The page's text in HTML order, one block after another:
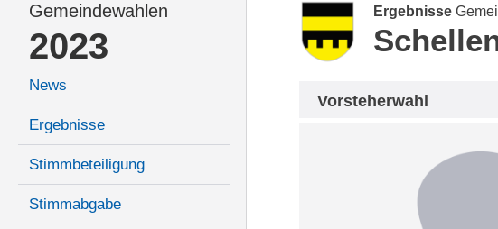
Gemeindewahlen
2023
News
Ergebnisse
Stimmbeteiligung
Stimmabgabe
Ergebnisse
Vorsteherwahl